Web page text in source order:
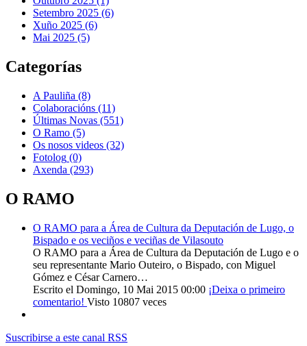
Setembro 2025 (6)
Xuño 2025 (6)
Mai 2025 (5)
Categorías
A Pauliña (8)
Colaboracións (11)
Últimas Novas (551)
O Ramo (5)
Os nosos videos (32)
Fotolog (0)
Axenda (293)
O RAMO
O RAMO para a Área de Cultura da Deputación de Lugo, o
Bispado e os veciños e veciñas de Vilasouto
O RAMO para a Área de Cultura da Deputación de Lugo e o
seu representante Mario Outeiro, o Bispado, con Miguel
Gómez e César Carnero…
Escrito el Domingo, 10 Mai 2015 00:00 ¡Deixa o primeiro
comentario! Visto 10807 veces
Suscribirse a este canal RSS